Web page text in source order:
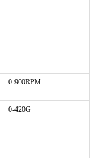
0-900RPM
0-420G